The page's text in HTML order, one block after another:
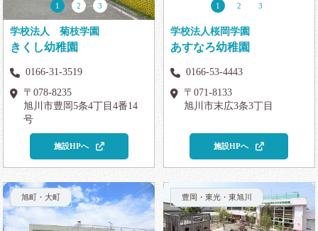
1 2 3
学校法人 菊枝学園
きくし幼稚園
0166-31-3519
〒078-8235
旭川市豊岡5条4丁目4番14
号
施設HPへ
1 2 3
学校法人桜岡学園
あすなろ幼稚園
0166-53-4443
〒071-8133
旭川市末広3条3丁目
施設HPへ
旭町・大町 豊岡・東光・東旭川